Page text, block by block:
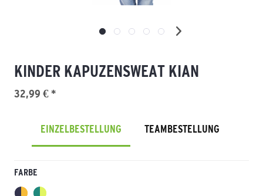
KINDER KAPUZENSWEAT KIAN
32,99 € *
EINZELBESTELLUNG TEAMBESTELLUNG
FARBE